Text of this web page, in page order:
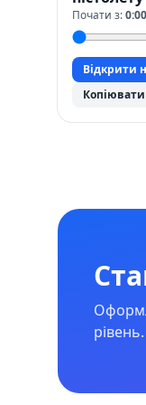
Почати з:0:00
Відкрити
Копіювати
рівень.